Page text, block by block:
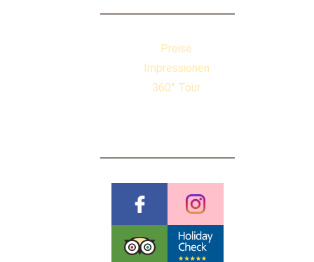
Preise
Impressionen
360° Tour